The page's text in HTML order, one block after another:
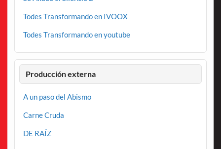
Todes Transformando en IVOOX
Todes Transformando en youtube
Producción externa
A un paso del Abismo
Carne Cruda
DE RAÍZ